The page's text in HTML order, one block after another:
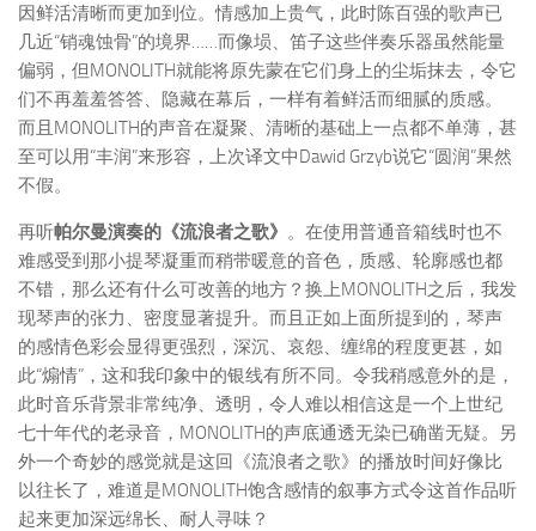
因鲜活清晰而更加到位。情感加上贵气，此时陈百强的歌声已
几近“销魂蚀骨”的境界……而像埙、笛子这些伴奏乐器虽然能量
偏弱，但MONOLITH就能将原先蒙在它们身上的尘垢抹去，令它
们不再羞羞答答、隐藏在幕后，一样有着鲜活而细腻的质感。
而且MONOLITH的声音在凝聚、清晰的基础上一点都不单薄，甚
至可以用“丰润”来形容，上次译文中Dawid Grzyb说它“圆润”果然
不假。
再听帕尔曼演奏的《流浪者之歌》 。在使用普通音箱线时也不
难感受到那小提琴凝重而稍带暖意的音色，质感、轮廓感也都
不错，那么还有什么可改善的地方？换上MONOLITH之后，我发
现琴声的张力、密度显著提升。而且正如上面所提到的，琴声
的感情色彩会显得更强烈，深沉、哀怨、缠绵的程度更甚，如
此“煽情”，这和我印象中的银线有所不同。令我稍感意外的是，
此时音乐背景非常纯净、透明，令人难以相信这是一个上世纪
七十年代的老录音，MONOLITH的声底通透无染已确凿无疑。另
外一个奇妙的感觉就是这回《流浪者之歌》的播放时间好像比
以往长了，难道是MONOLITH饱含感情的叙事方式令这首作品听
起来更加深远绵长、耐人寻味？